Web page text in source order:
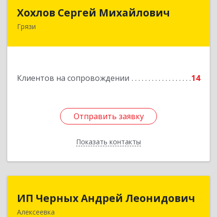
Хохлов Сергей Михайлович
Грязи
Клиентов на сопровождении 14
Отправить заявку
Показать контакты
Хохлов Сергей Михайлович
Отправить заявку
Назад
ИП Черных Андрей Леонидович
Алексеевка
ИП Черных Андрей Леонидович
309850, Белгородская обл, Алексеевский р-н,